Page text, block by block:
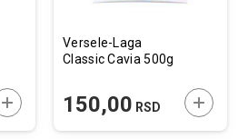
DODAJTE U KORPU
Versele-Laga
Classic Cavia 500g
150,00 RSD